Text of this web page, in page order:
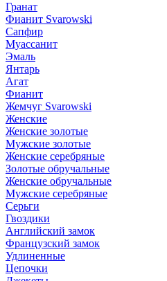
Гранат
Фианит Svarowski
Сапфир
Муассанит
Эмаль
Янтарь
Агат
Фианит
Жемчуг Svarowski
Женские
Женские золотые
Мужские золотые
Женские серебряные
Золотые обручальные
Женские обручальные
Мужские серебряные
Серьги
Гвоздики
Английский замок
Французский замок
Удлиненные
Цепочки